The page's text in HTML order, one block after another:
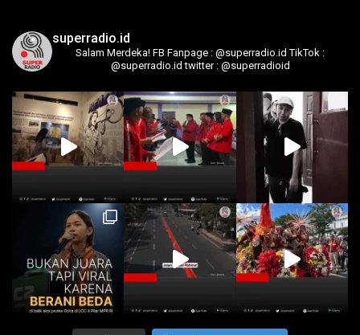
superradio.id
Salam Merdeka! FB Fanpage : @superradio.id TikTok :
@superradio.id twitter : @superradioid